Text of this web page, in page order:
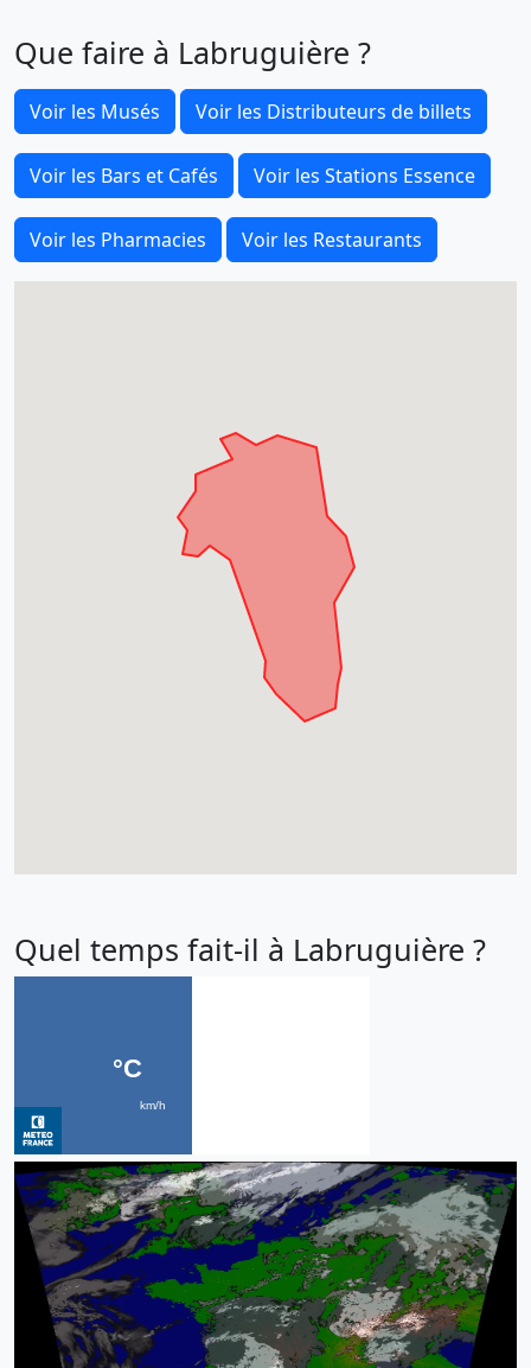
Que faire à Labruguière ?
Voir les Musés Voir les Distributeurs de billets
Voir les Bars et Cafés Voir les Stations Essence
Voir les Pharmacies Voir les Restaurants
Quel temps fait-il à Labruguière ?